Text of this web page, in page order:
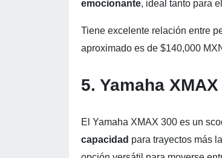
emocionante, ideal tanto para
Tiene excelente relación entre
aproximado es de $140,000
5. Yamaha
El Yamaha XMAX 300 es un
capacidad para trayectos más